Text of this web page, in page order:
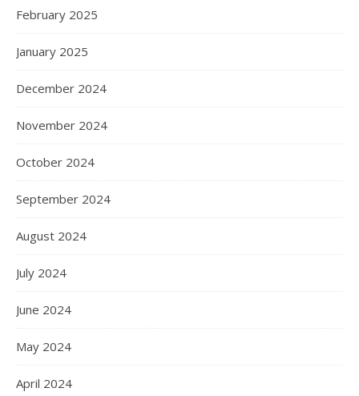
February 2025
January 2025
December 2024
November 2024
October 2024
September 2024
August 2024
July 2024
June 2024
May 2024
April 2024